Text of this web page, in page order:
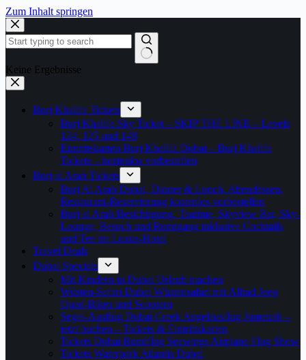
Zum Inhalt springen
Keine Ergebnisse
Burj Khalifa Tickets
Burj Khalifa Sky Ticket – SKIP THE LINE – Levels
124, 125 und 148
Eintrittskarten Burj Khalifa Dubai – Burj Khalifa
Tickets – kostenlos vorbestellen
Burj al Arab Tickets
Burj Al Arab Dubai, Dinner & Lunch, Abendessen,
Restaurant-Reservierung kostenlos vorbestellen
Burj al Arab Besichtigung, Teatime, Skyview Bar, Sky-
Lounge, Besuch und Rundgang inklusive Cocktails
und Tee im Luxus-Hotel
Travel Deals
Dubai Specials
Mit Kindern in Dubai Urlaub machen
Wüsten-Safari Dubai Wüstensafari mit Allrad Jeep
Quad-Bikes und Scootern
Segel-Ausflug Dubai Creek Angelausflug Jumeirah –
jetzt buchen – Tickets & Eintrittskarten
Tickets Dubai Rundflug Seawings Airplane Flug Show
Tickets Waterpark Atlantis Dubai